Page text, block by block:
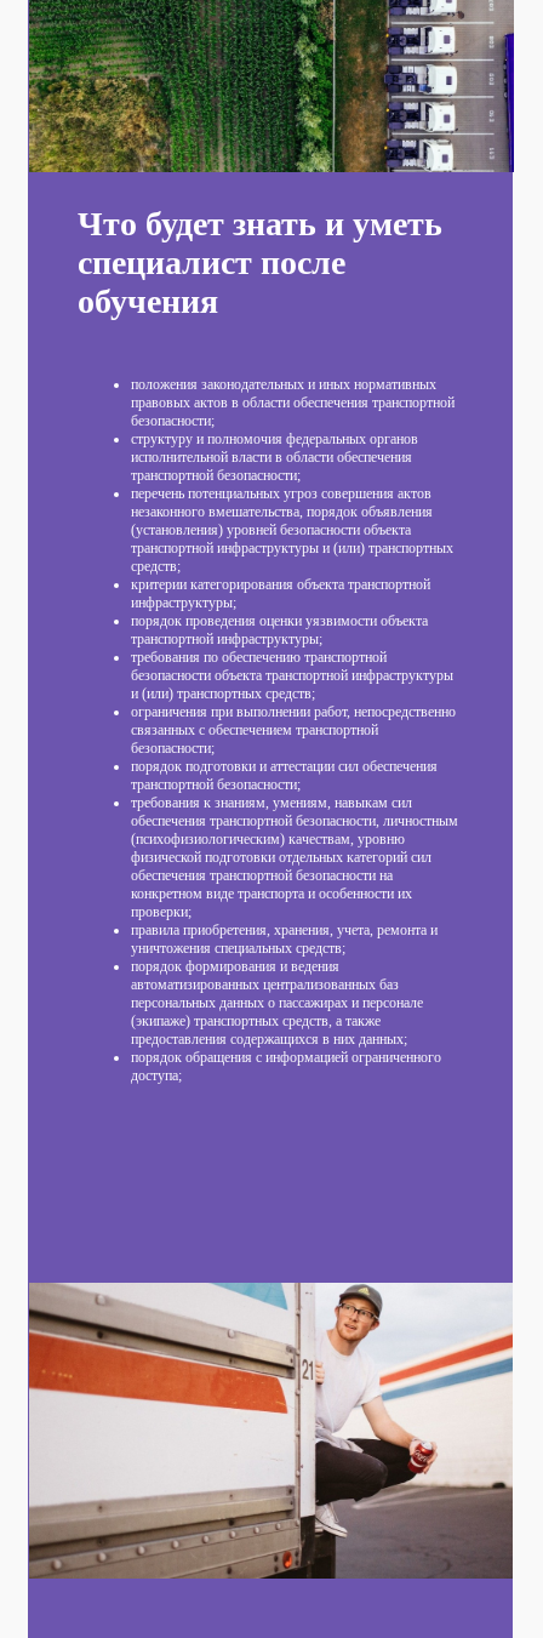
Что будет знать и уметь
специалист после
обучения
положения законодательных и иных нормативных
правовых актов в области обеспечения транспортной
безопасности;
структуру и полномочия федеральных органов
исполнительной власти в области обеспечения
транспортной безопасности;
перечень потенциальных угроз совершения актов
незаконного вмешательства, порядок объявления
(установления) уровней безопасности объекта
транспортной инфраструктуры и (или) транспортных
средств;
критерии категорирования объекта транспортной
инфраструктуры;
порядок проведения оценки уязвимости объекта
транспортной инфраструктуры;
требования по обеспечению транспортной
безопасности объекта транспортной инфраструктуры
и (или) транспортных средств;
ограничения при выполнении работ, непосредственно
связанных с обеспечением транспортной
безопасности;
порядок подготовки и аттестации сил обеспечения
транспортной безопасности;
требования к знаниям, умениям, навыкам сил
обеспечения транспортной безопасности, личностным
(психофизиологическим) качествам, уровню
физической подготовки отдельных категорий сил
обеспечения транспортной безопасности на
конкретном виде транспорта и особенности их
проверки;
правила приобретения, хранения, учета, ремонта и
уничтожения специальных средств;
порядок формирования и ведения
автоматизированных централизованных баз
персональных данных о пассажирах и персонале
(экипаже) транспортных средств, а также
предоставления содержащихся в них данных;
порядок обращения с информацией ограниченного
доступа;